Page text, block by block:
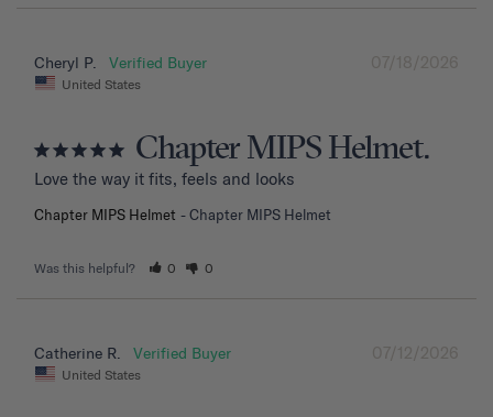
07/18/2026
Cheryl P.
United States
Chapter MIPS Helmet.
Love the way it fits, feels and looks
Chapter MIPS Helmet Chapter MIPS Helmet
Was this helpful? 0 0
07/12/2026
Catherine R.
United States